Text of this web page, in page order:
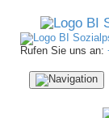
Rufen Sie uns an:
Navigation
ein-/ausblenden